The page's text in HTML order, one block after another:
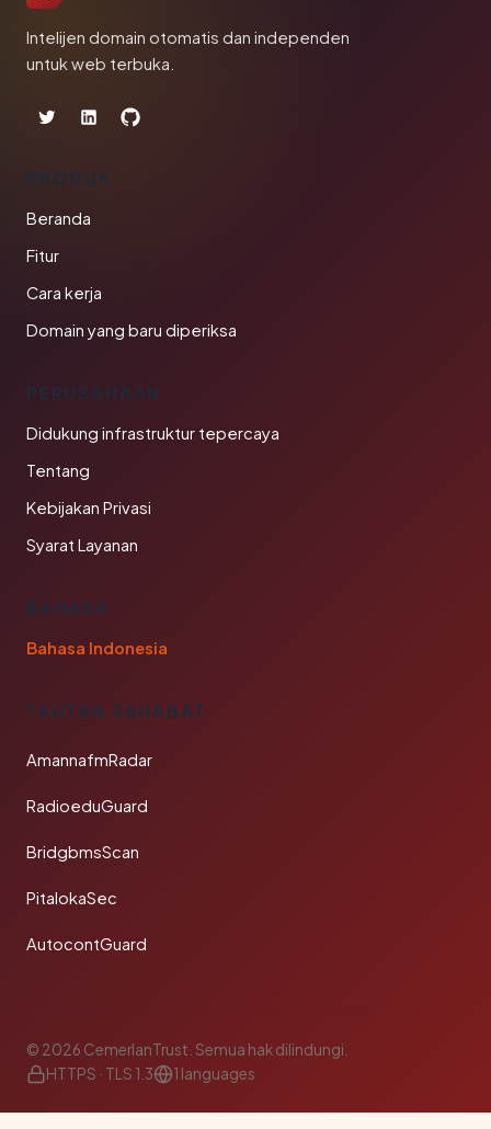
Intelijen domain otomatis dan independen
untuk web terbuka.
PRODUK
Beranda
Fitur
Cara kerja
Domain yang baru diperiksa
PERUSAHAAN
Didukung infrastruktur tepercaya
Tentang
Kebijakan Privasi
Syarat Layanan
BAHASA
Bahasa Indonesia
TAUTAN SAHABAT
AmannafmRadar
RadioeduGuard
BridgbmsScan
PitalokaSec
AutocontGuard
© 2026 CemerlanTrust. Semua hak dilindungi.
HTTPS · TLS 1.3
1 languages